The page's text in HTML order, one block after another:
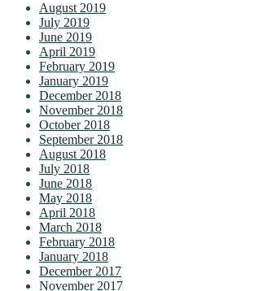
August 2019
July 2019
June 2019
April 2019
February 2019
January 2019
December 2018
November 2018
October 2018
September 2018
August 2018
July 2018
June 2018
May 2018
April 2018
March 2018
February 2018
January 2018
December 2017
November 2017